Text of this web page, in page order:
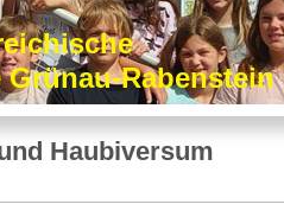
Grünau-
Haubiversum